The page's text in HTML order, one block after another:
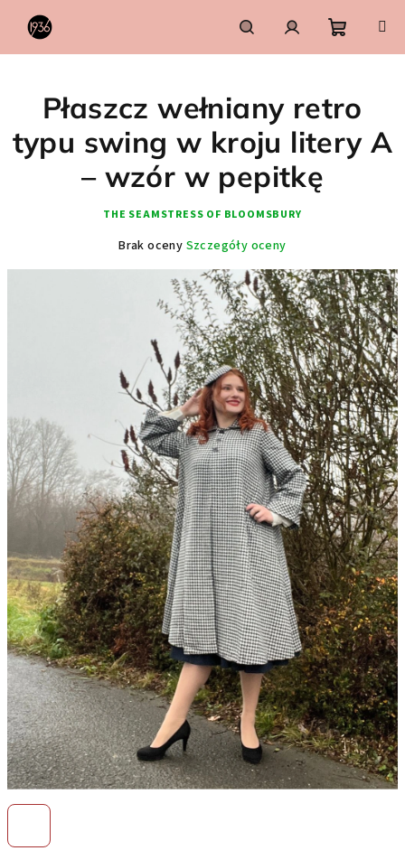
SzukajZaloguj
się
Koszyk
Płaszcz wełniany retro
typu swing w kroju litery A
– wzór w pepitkę
THE SEAMSTRESS OF BLOOMSBURY
Średnia
produktu
gwiazdek.
Brak oceny Szczegóły oceny